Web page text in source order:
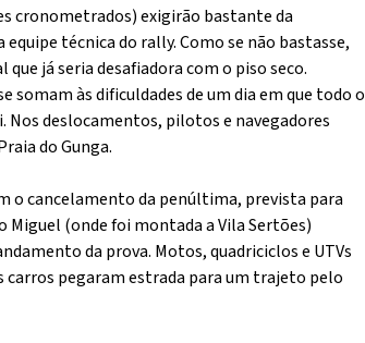
cronometrados) exigirão bastante da
técnica do rally. Como se não bastasse,
já seria desafiadora com o piso seco.
somam às dificuldades de um dia em que todo o
deslocamentos, pilotos e navegadores
do Gunga.
o cancelamento da penúltima, prevista para
Miguel (onde foi montada a Vila Sertões)
da prova. Motos, quadriciclos e UTVs
carros pegaram estrada para um trajeto pelo